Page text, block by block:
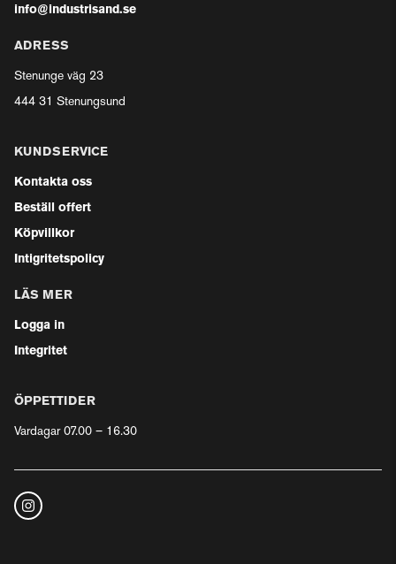
info@industrisand.se
ADRESS
Stenunge väg 23
444 31 Stenungsund
KUNDSERVICE
Kontakta oss
Beställ offert
Köpvillkor
Intigritetspolicy
LÄS MER
Logga in
Integritet
ÖPPETTIDER
Vardagar 07.00 – 16.30